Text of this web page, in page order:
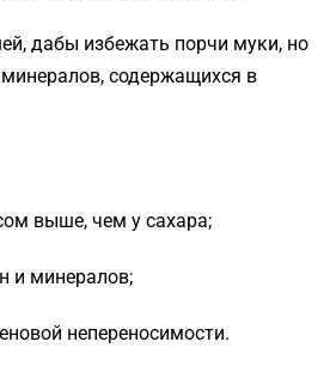
дабы избежать порчи муки, но
содержащихся в
выше, чем у сахара;
и минералов;
непереносимости.